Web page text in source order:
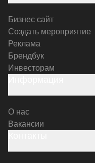
Бизнес сайт
Создать мероприятие
Реклама
Брендбук
Инвесторам
О нас
Вакансии